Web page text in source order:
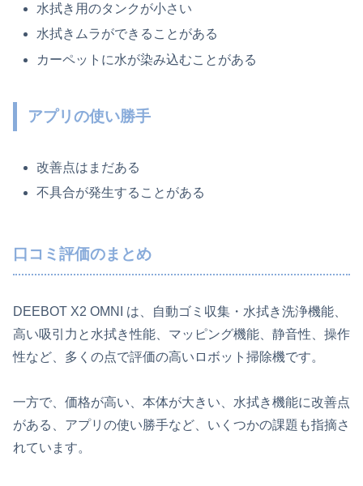
水拭き用のタンクが小さい
水拭きムラができることがある
カーペットに水が染み込むことがある
アプリの使い勝手
改善点はまだある
不具合が発生することがある
口コミ評価のまとめ
DEEBOT X2 OMNI は、自動ゴミ収集・水拭き洗浄機能、
高い吸引力と水拭き性能、マッピング機能、静音性、操作
性など、多くの点で評価の高いロボット掃除機です。
一方で、価格が高い、本体が大きい、水拭き機能に改善点
がある、アプリの使い勝手など、いくつかの課題も指摘さ
れています。